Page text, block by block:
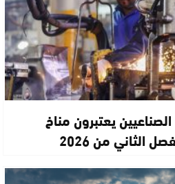
71% من الصناعيين يعتبرون مناخ
الثاني من 2026